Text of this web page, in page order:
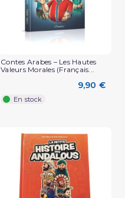
Contes Arabes – Les Hautes
Valeurs Morales (Français...
9,90 €
En stock